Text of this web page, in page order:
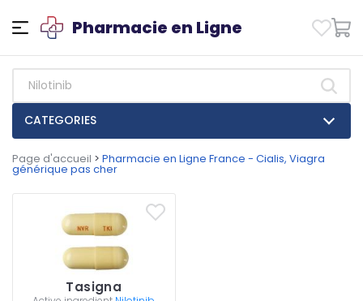
Pharmacie en Ligne
CATEGORIES
Page d'accueil > Pharmacie en Ligne France - Cialis, Viagra
générique pas cher
Tasigna